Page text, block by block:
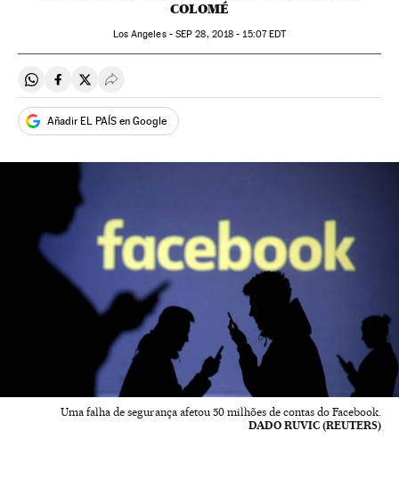
COLOMÉ
Los Angeles - SEP 28, 2018 - 15:07EDT
Compartir en Whatsapp
Compartir en Facebook
Compartir en Twitter
Desplegar Redes Sociales
Añadir EL PAÍS en Google
Uma falha de segurança afetou 50 milhões de contas do Facebook.
DADO RUVIC (REUTERS)